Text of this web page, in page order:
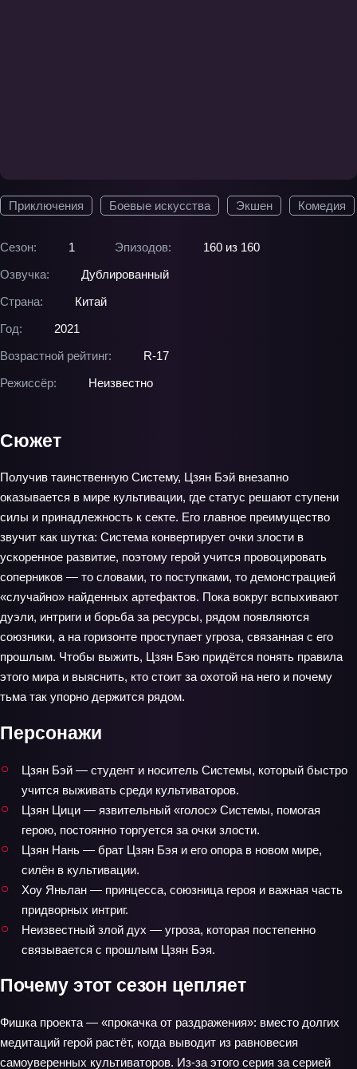
Приключения Боевые искусства Экшен Комедия
Сезон: 1 Эпизодов:
160 из 160
Озвучка:
Дублированный
Страна:
Китай
Год:
2021
Возрастной рейтинг:
R-17
Режиссёр:
Неизвестно
Сюжет
Получив таинственную Систему, Цзян Бэй внезапно
оказывается в мире культивации, где статус решают ступени
силы и принадлежность к секте. Его главное преимущество
звучит как шутка: Система конвертирует очки злости в
ускоренное развитие, поэтому герой учится провоцировать
соперников — то словами, то поступками, то демонстрацией
«случайно» найденных артефактов. Пока вокруг вспыхивают
дуэли, интриги и борьба за ресурсы, рядом появляются
союзники, а на горизонте проступает угроза, связанная с его
прошлым. Чтобы выжить, Цзян Бэю придётся понять правила
этого мира и выяснить, кто стоит за охотой на него и почему
тьма так упорно держится рядом.
Персонажи
Цзян Бэй — студент и носитель Системы, который быстро
учится выживать среди культиваторов.
Цзян Цици — язвительный «голос» Системы, помогая
герою, постоянно торгуется за очки злости.
Цзян Нань — брат Цзян Бэя и его опора в новом мире,
силён в культивации.
Хоу Яньлан — принцесса, союзница героя и важная часть
придворных интриг.
Неизвестный злой дух — угроза, которая постепенно
связывается с прошлым Цзян Бэя.
Почему этот сезон цепляет
Фишка проекта — «прокачка от раздражения»: вместо долгих
медитаций герой растёт, когда выводит из равновесия
самоуверенных культиваторов. Из-за этого серия за серией